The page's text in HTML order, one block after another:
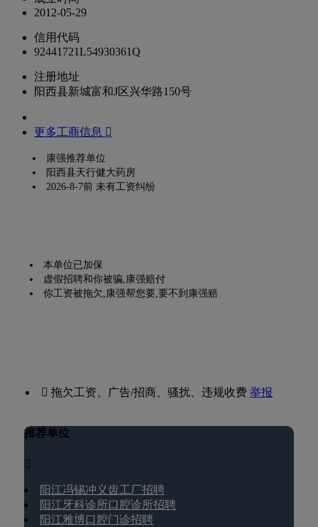
2012-05-29
信用代码
92441721L54930361Q
注册地址
阳西县新城富和J区兴华路150号
更多工商信息 
康强推荐单位
阳西县天行健大药房
2026-8-7前 未有工资纠纷
本单位已加保
虚假招聘和你被骗,康强赔付
你工资被拖欠,康强帮您要,要不到康强赔
 拖欠工资、广告/招商、骚扰、违规收费举报
推荐单位

阳江冯锡冲义齿工厂招聘
阳江牙科诊所口腔诊所招聘
阳江雅博口腔门诊招聘